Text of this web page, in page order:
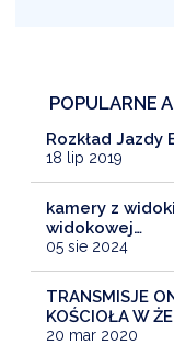
POPULARNE
Rozkład Jazdy
18 lip 2019
kamery z
widokowej…
05 sie 2024
TRANSMISJE
KOŚCIOŁA W
20 mar 2020